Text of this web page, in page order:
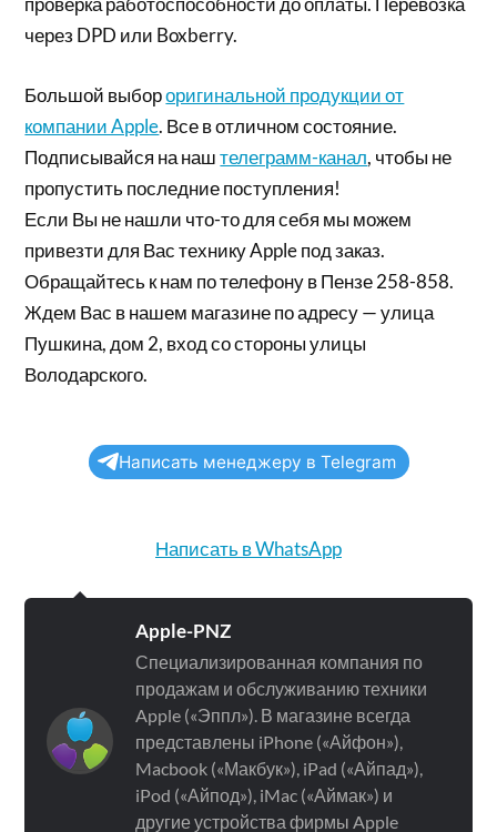
через DPD или Boxberry.
Большой выбороригинальной продукции от
компании Apple. Все в отличном состояние.
Подписывайся на наштелеграмм-канал, чтобы не
пропустить последние поступления!
Если Вы не нашли что-то для себя мы можем
привезти для Вас технику Apple под заказ.
Обращайтесь к нам по телефону в Пензе 258-858.
Ждем Вас в нашем магазине по адресу — улица
Пушкина, дом 2, вход со стороны улицы
Володарского.
Написать менеджеру в Telegram
Написать в WhatsApp
Apple-PNZ
Специализированная компания по
продажам и обслуживанию техники
Apple («Эппл»). В магазине всегда
представлены iPhone («Айфон»),
Macbook («Макбук»), iPad («Айпад»),
iPod («Айпод»), iMac («Аймак») и
другие устройства фирмы Apple